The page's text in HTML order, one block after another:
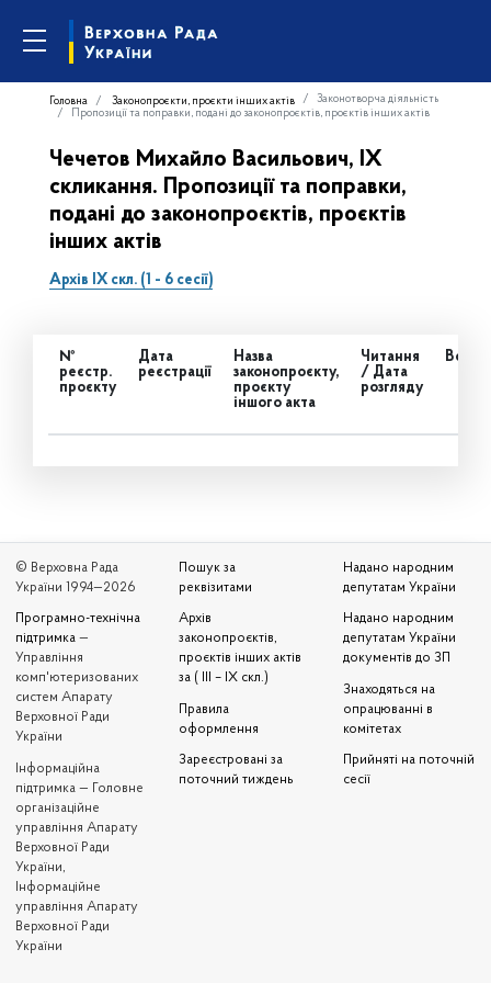
Головна Законопроєкти, проєкти інших актів
Законотворча діяльність
Пропозиції та поправки, подані до законопроєктів, проєктів інших актів
Чечетов Михайло Васильович, IX
скликання. Пропозиції та поправки,
подані до законопроєктів, проєктів
інших актів
Архів IX скл. (1 - 6 сесії)
№
реєстр.
проєкту
Дата
реєстрації
Назва
законопроєкту,
проєкту
іншого акта
Читання
/ Дата
розгляду
© Верховна Рада
України 1994—2026
Програмно-технічна
підтримка —
Управління
комп'ютеризованих
систем Апарату
Верховної Ради
України
Iнформаційна
підтримка — Головне
організаційне
управління Апарату
Верховної Ради
України,
Інформаційне
управління Апарату
Верховної Ради
України
Пошук за
реквізитами
Архів
законопроєктів,
проєктів інших актів
за ( III – IX скл.)
Правила
оформлення
Зареєстровані за
поточний тиждень
Надано народним
депутатам України
Надано народним
депутатам України
документів до ЗП
Знаходяться на
опрацюванні в
комітетах
Прийняті на поточній
сесії